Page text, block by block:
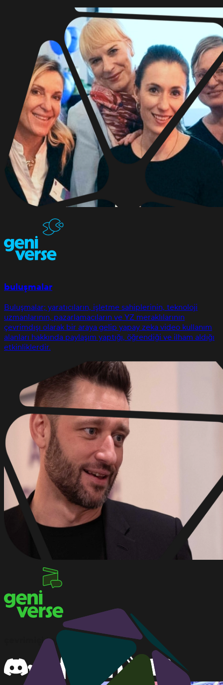
buluşmalar
Buluşmalar; yaratıcıların, işletme sahiplerinin, teknoloji
uzmanlarının, pazarlamacıların ve YZ meraklılarının
çevrimdışı olarak bir araya gelip yapay zeka video kullanım
alanları hakkında paylaşım yaptığı, öğrendiği ve ilham aldığı
etkinliklerdir.
çevrimiçi topluluklar